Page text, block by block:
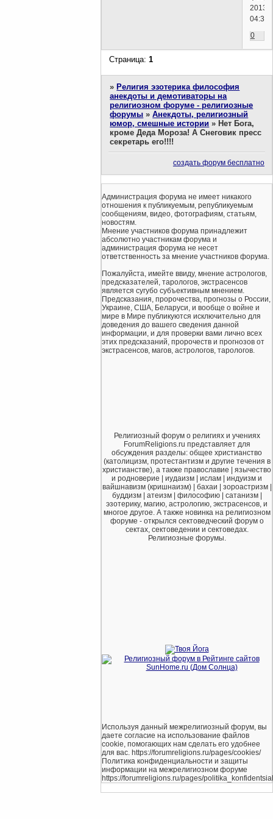
2013г.
04:31)
0
Страница:1
» Религия эзотерика философия
анекдоты и демотиваторы на
религиозном форуме - религиозные
форумы »Анекдоты, религиозный
юмор, смешные истории » Нет Бога,
кроме Деда Мороза! А Снеговик пресс
секретарь его!!!!
создать форум бесплатно
Администрация форума не имеет никакого
отношения к публикуемым, републикуемым
сообщениям, видео, фотографиям, статьям,
новостям.
Мнение участников форума принадлежит
абсолютно участникам форума и
администрация форума не несет
ответственность за мнение участников форума.
Пожалуйста, имейте ввиду, мнение астрологов,
предсказателей, тарологов, экстрасенсов
является сугубо субъективным мнением.
Предсказания, пророчества, прогнозы о России,
Украине, США, Беларуси, и вообще о войне и
мире в Мире публикуются исключительно для
доведения до вашего сведения данной
информации, и для проверки вами лично всех
этих предсказаний, пророчеств и прогнозов от
экстрасенсов, магов, астрологов, тарологов.
Религиозный форум о религиях и учениях
ForumReligions.ru представляет для
обсуждения разделы: общее христианство
(католицизм, протестантизм и другие течения в
христианстве), а также православие | язычество
и родноверие | иудаизм | ислам | индуизм и
вайшнавизм (кришнаизм) | бахаи | зороастризм |
буддизм | атеизм | философию | сатанизм |
эзотерику, магию, астрологию, экстрасенсов, и
многое другое. А также новинка на религиозном
форуме - открылся сектоведческий форум о
сектах, сектоведении и сектоведах.
Религиозные форумы.
Используя данный межрелигиозный форум, вы
даете согласие на использование файлов
cookie, помогающих нам сделать его удобнее
для вас. https://forumreligions.ru/pages/cookies/
Политика конфиденциальности и защиты
информации на межрелигиозном форуме
https://forumreligions.ru/pages/